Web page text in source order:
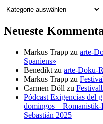
Kategorien
Neueste
Markus Trapp zu arte-
Spaniens»
Benedikt zu arte-Doku-
Markus Trapp zu
Carmen Döll zu
Pódcast Exigencias del
domingos –
Sebastián 2025